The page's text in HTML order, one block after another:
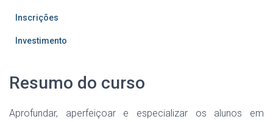
Inscrições
Investimento
Resumo do curso
Aprofundar, aperfeiçoar e especializar os alunos em